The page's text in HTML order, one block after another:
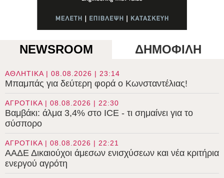
NEWSROOM ΔΗΜΟΦΙΛΗ
ΑΘΛΗΤΙΚΑ | 08.08.2026 | 23:14
Μπαμπάς για δεύτερη φορά ο Κωνσταντέλιας!
ΑΓΡΟΤΙΚΑ | 08.08.2026 | 22:30
Βαμβάκι: άλμα 3,4% στο ICE - τι σημαίνει για το
σύσπορο
ΑΓΡΟΤΙΚΑ | 08.08.2026 | 22:21
ΑΑΔΕ Δικαιούχοι άμεσων ενισχύσεων και νέα κριτήρια
ενεργού αγρότη